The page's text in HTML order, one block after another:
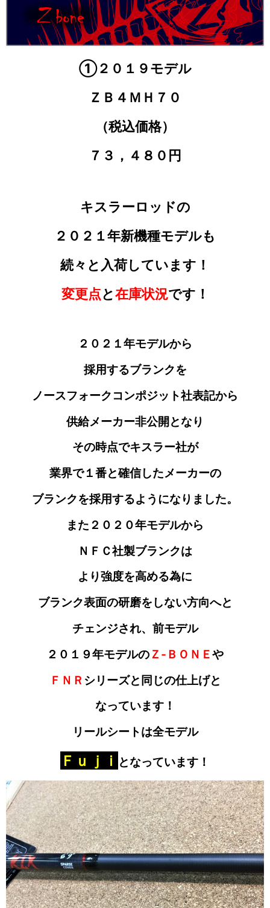
①２０１９モデル
ＺＢ４ＭＨ７０
（税込価格）
７３，４８０円
キスラーロッドの
２０２１年新機種モデルも
続々と入荷しています！
変更点と在庫状況です！
２０２１年モデルから
採用するブランクを
ノースフォークコンポジット社表記から
供給メーカー非公開となり
その時点でキスラー社が
業界で１番と確信したメーカーの
ブランクを採用するようになりました。
また２０２０年モデルから
ＮＦＣ社製ブランクは
より強度を高める為に
ブランク表面の研磨をしない方向へと
チェンジされ、前モデル
２０１９年モデルのＺ‐ＢＯＮＥや
ＦＮＲ シリーズと同じの仕上げと
なっています！
リールシートは全モデル
Ｆｕｊｉ となっています！